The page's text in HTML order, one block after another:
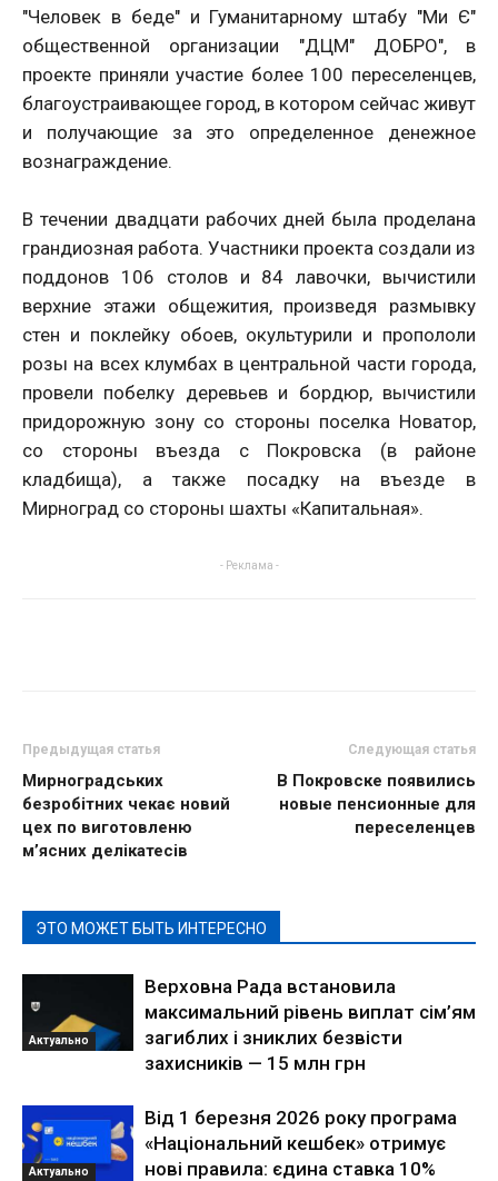
"Человек в беде" и Гуманитарному штабу "Ми Є"
общественной организации "ДЦМ" ДОБРО", в
проекте приняли участие более 100 переселенцев,
благоустраивающее город, в котором сейчас живут
и получающие за это определенное денежное
вознаграждение.
В течении двадцати рабочих дней была проделана
грандиозная работа. Участники проекта создали из
поддонов 106 столов и 84 лавочки, вычистили
верхние этажи общежития, произведя размывку
стен и поклейку обоев, окультурили и пропололи
розы на всех клумбах в центральной части города,
провели побелку деревьев и бордюр, вычистили
придорожную зону со стороны поселка Новатор,
со стороны въезда с Покровска (в районе
кладбища), а также посадку на въезде в
Мирноград со стороны шахты «Капитальная».
- Реклама -
Предыдущая статья
Мирноградських
безробітних чекає новий
цех по виготовленю
м’ясних делікатесів
Следующая статья
В Покровске появились
новые пенсионные для
переселенцев
ЭТО МОЖЕТ БЫТЬ ИНТЕРЕСНО
Актуально
Верховна Рада встановила
максимальний рівень виплат сім’ям
загиблих і зниклих безвісти
захисників — 15 млн грн
Актуально
Від 1 березня 2026 року програма
«Національний кешбек» отримує
нові правила: єдина ставка 10%